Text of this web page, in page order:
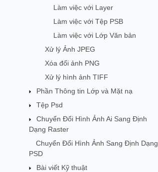
Làm việc với Layer
Làm việc với Tệp PSB
Làm việc với Lớp Văn bản
Xử lý Ảnh JPEG
Xóa đổi ảnh PNG
Xử lý hình ảnh TIFF
Phần Thông tin Lớp và Mặt nạ
Tệp Psd
Chuyển Đổi Hình Ảnh Ai Sang Định
Dạng Raster
Chuyển Đổi Hình Ảnh Sang Định Dạng
PSD
Bài viết Kỹ thuật